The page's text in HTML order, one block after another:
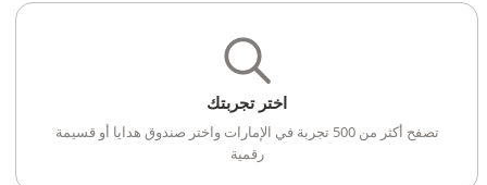
اختر تجربتك
تصفح أكثر من 500 تجربة في الإمارات واختر صندوق هدايا أو قسيمة
رقمية